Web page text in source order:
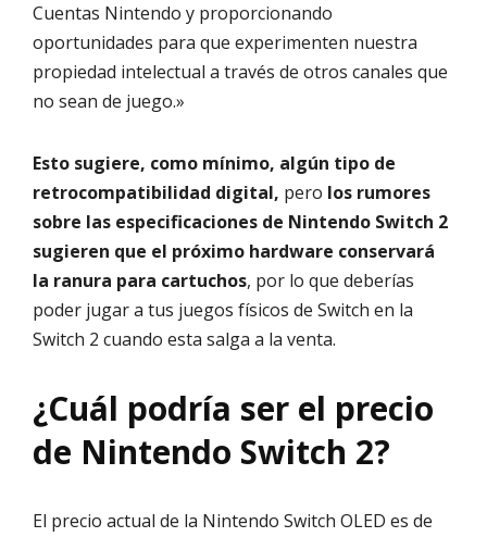
Cuentas Nintendo y proporcionando
oportunidades para que experimenten nuestra
propiedad intelectual a través de otros canales que
no sean de juego.»
Esto sugiere, como mínimo, algún tipo de
retrocompatibilidad digital, pero los rumores
sobre las especificaciones de Nintendo Switch 2
sugieren que el próximo hardware conservará
la ranura para cartuchos, por lo que deberías
poder jugar a tus juegos físicos de Switch en la
Switch 2 cuando esta salga a la venta.
¿Cuál podría ser el precio
de Nintendo Switch 2?
El precio actual de la Nintendo Switch OLED es de